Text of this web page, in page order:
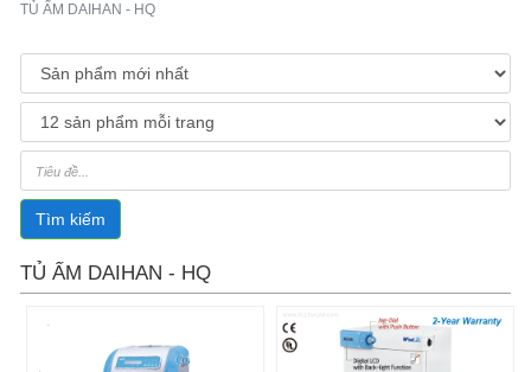
TỦ ẤM DAIHAN - HQ
Tìm kiếm
TỦ ẤM DAIHAN - HQ